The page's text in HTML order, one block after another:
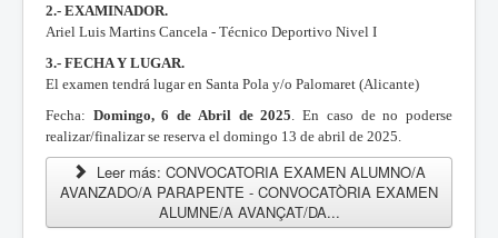
2.- EXAMINADOR.
Ariel Luis Martins Cancela - Técnico Deportivo Nivel I
3.- FECHA Y LUGAR.
El examen tendrá lugar en Santa Pola y/o Palomaret (Alicante)
Fecha: Domingo, 6 de Abril de 2025 . En caso de no poderse
realizar/finalizar se reserva el domingo 13 de abril de 2025.
Leer más: CONVOCATORIA EXAMEN ALUMNO/A
AVANZADO/A PARAPENTE - CONVOCATÒRIA EXAMEN
ALUMNE/A AVANÇAT/DA...